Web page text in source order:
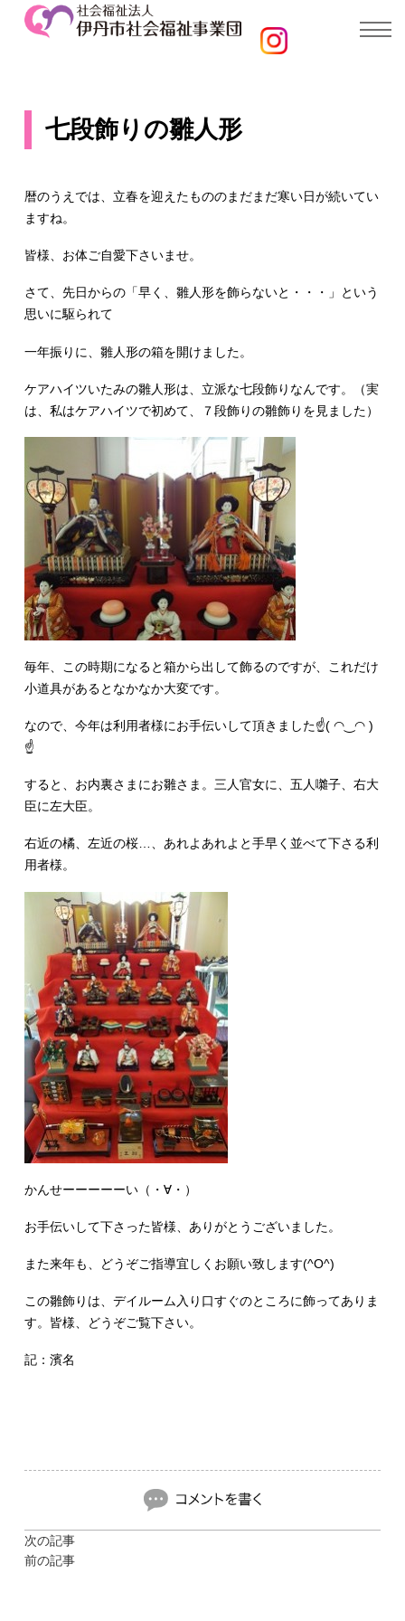
七段飾りの雛人形
暦のうえでは、立春を迎えたもののまだまだ寒い日が続いてい
ますね。
皆様、お体ご自愛下さいませ。
さて、先日からの「早く、雛人形を飾らないと・・・」という
思いに駆られて
一年振りに、雛人形の箱を開けました。
ケアハイツいたみの雛人形は、立派な七段飾りなんです。（実
は、私はケアハイツで初めて、７段飾りの雛飾りを見ました）
毎年、この時期になると箱から出して飾るのですが、これだけ
小道具があるとなかなか大変です。
なので、今年は利用者様にお手伝いして頂きました☝( ◠‿◠ )
☝
すると、お内裏さまにお雛さま。三人官女に、五人囃子、右大
臣に左大臣。
右近の橘、左近の桜…、あれよあれよと手早く並べて下さる利
用者様。
かんせーーーーーい（・∀・）
お手伝いして下さった皆様、ありがとうございました。
また来年も、どうぞご指導宜しくお願い致します(^O^)
この雛飾りは、デイルーム入り口すぐのところに飾ってありま
す。皆様、どうぞご覧下さい。
記：濱名
次の記事
前の記事